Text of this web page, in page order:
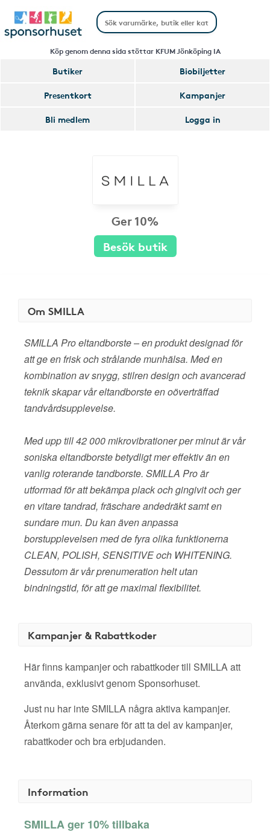
Köp genom denna sida stöttar KFUM Jönköping IA
Butiker
Biobiljetter
Presentkort
Kampanjer
Bli medlem
Logga in
Ger 10%
Besök butik
Om SMILLA
SMILLA Pro eltandborste – en produkt designad för
att ge en frisk och strålande munhälsa. Med en
kombination av snygg, stilren design och avancerad
teknik skapar vår eltandborste en oöverträffad
tandvårdsupplevelse.
Med upp till 42 000 mikrovibrationer per minut är vår
soniska eltandborste betydligt mer effektiv än en
vanlig roterande tandborste. SMILLA Pro är
utformad för att bekämpa plack och gingivit och ger
en vitare tandrad, fräschare andedräkt samt en
sundare mun. Du kan även anpassa
borstupplevelsen med de fyra olika funktionerna
CLEAN, POLISH, SENSITIVE och WHITENING.
Dessutom är vår prenumeration helt utan
bindningstid, för att ge maximal flexibilitet.
Kampanjer & Rabattkoder
Här finns kampanjer och rabattkoder till SMILLA att
använda, exklusivt genom Sponsorhuset.
Just nu har inte SMILLA några aktiva kampanjer.
Återkom gärna senare för att ta del av kampanjer,
rabattkoder och bra erbjudanden.
Information
SMILLA ger 10% tillbaka